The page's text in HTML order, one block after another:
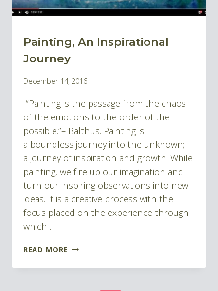
BLOG
Painting, An Inspirational
Journey
By
Montes
December 14, 2016
“Painting is the passage from the chaos
of the emotions to the order of the
possible.”– Balthus. Painting is
a boundless journey into the unknown;
a journey of inspiration and growth. While
painting, we fire up our imagination and
turn our inspiring observations into new
ideas. It is a creative process with the
focus placed on the experience through
which…
READ MORE PAINTING,